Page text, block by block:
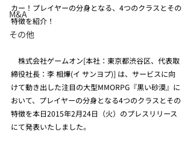
M&A
その他
カー！プレイヤーの分身となる、4つのクラスとその
特徴を紹介！
株式会社ゲームオン[本社：東京都渋谷区、代表取
締役社長：李 相燁(イ サンヨプ)] は、サービスに向
けて動き出した注目の大型MMORPG『黒い砂漠』に
おいて、プレイヤーの分身となる4つのクラスとその
特徴を本日2015年2月24日（火）のプレスリリース
にて発表いたしました。